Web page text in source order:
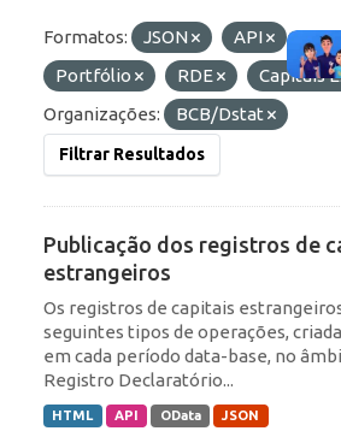
Formatos: JSON API
Portfólio
RDE
Capitais
Organizações:
BCB/Dstat
Filtrar Resultados
Publicação dos registros de
estrangeiros
Os registros de capitais
seguintes tipos de operações,
em cada período data-base, no
Registro Declaratório...
HTML API OData JSON